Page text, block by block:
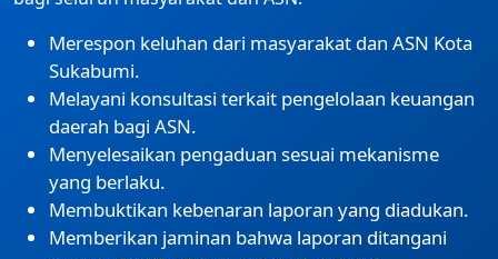
Merespon keluhan dari masyarakat dan ASN Kota
Sukabumi.
Melayani konsultasi terkait pengelolaan keuangan
daerah bagi ASN.
Menyelesaikan pengaduan sesuai mekanisme
yang berlaku.
Membuktikan kebenaran laporan yang diadukan.
Memberikan jaminan bahwa laporan ditangani